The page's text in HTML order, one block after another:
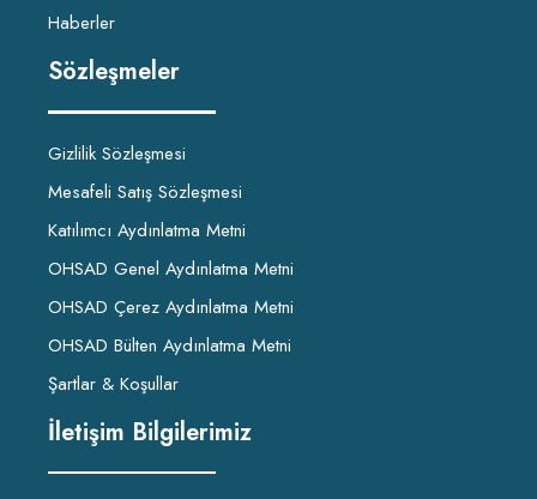
Haberler
Sözleşmeler
Gizlilik Sözleşmesi
Mesafeli Satış Sözleşmesi
Katılımcı Aydınlatma Metni
OHSAD Genel Aydınlatma Metni
OHSAD Çerez Aydınlatma Metni
OHSAD Bülten Aydınlatma Metni
Şartlar & Koşullar
İletişim Bilgilerimiz